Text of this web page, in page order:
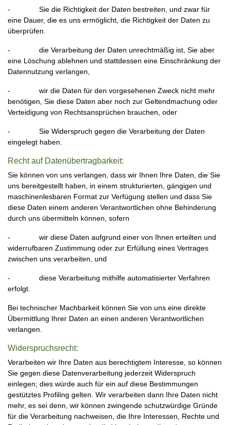
- Sie die Richtigkeit der Daten bestreiten, und zwar für
eine Dauer, die es uns ermöglicht, die Richtigkeit der Daten zu
überprüfen.
- die Verarbeitung der Daten unrechtmäßig ist, Sie aber
eine Löschung ablehnen und stattdessen eine Einschränkung der
Datennutzung verlangen,
- wir die Daten für den vorgesehenen Zweck nicht mehr
benötigen, Sie diese Daten aber noch zur Geltendmachung oder
Verteidigung von Rechtsansprüchen brauchen, oder
- Sie Widerspruch gegen die Verarbeitung der Daten
eingelegt haben.
Recht auf Datenübertragbarkeit:
Sie können von uns verlangen, dass wir Ihnen Ihre Daten, die Sie
uns bereitgestellt haben, in einem strukturierten, gängigen und
maschinenlesbaren Format zur Verfügung stellen und dass Sie
diese Daten einem anderen Verantwortlichen ohne Behinderung
durch uns übermitteln können, sofern
- wir diese Daten aufgrund einer von Ihnen erteilten und
widerrufbaren Zustimmung oder zur Erfüllung eines Vertrages
zwischen uns verarbeiten, und
- diese Verarbeitung mithilfe automatisierter Verfahren
erfolgt.
Bei technischer Machbarkeit können Sie von uns eine direkte
Übermittlung Ihrer Daten an einen anderen Verantwortlichen
verlangen.
Widerspruchsrecht:
Verarbeiten wir Ihre Daten aus berechtigtem Interesse, so können
Sie gegen diese Datenverarbeitung jederzeit Widerspruch
einlegen; dies würde auch für ein auf diese Bestimmungen
gestütztes Profiling gelten. Wir verarbeiten dann Ihre Daten nicht
mehr, es sei denn, wir können zwingende schutzwürdige Gründe
für die Verarbeitung nachweisen, die Ihre Interessen, Rechte und